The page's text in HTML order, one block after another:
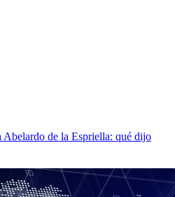
Abelardo de la Espriella: qué dijo